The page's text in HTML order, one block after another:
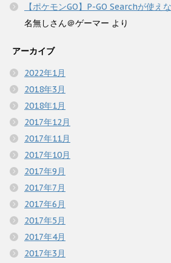
【ポケモンGO】P-GO Searchが使え
名無しさん＠ゲーマー より
アーカイブ
2022年1月
2018年3月
2018年1月
2017年12月
2017年11月
2017年10月
2017年9月
2017年7月
2017年6月
2017年5月
2017年4月
2017年3月